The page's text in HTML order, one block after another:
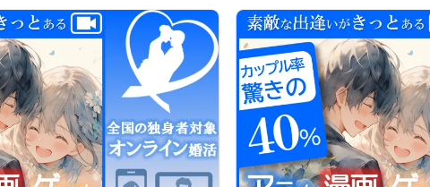
名（男女比調整のため定員になる前にキャ
います）
迄に最小催行人数に満たない場合は中止のご
・最小催行人数 1対1、最大20名（男女比調
ンセル待ちとなる場合がございます）
・イベント開催時刻１時間前迄に最小催行
連絡を差し上げます。